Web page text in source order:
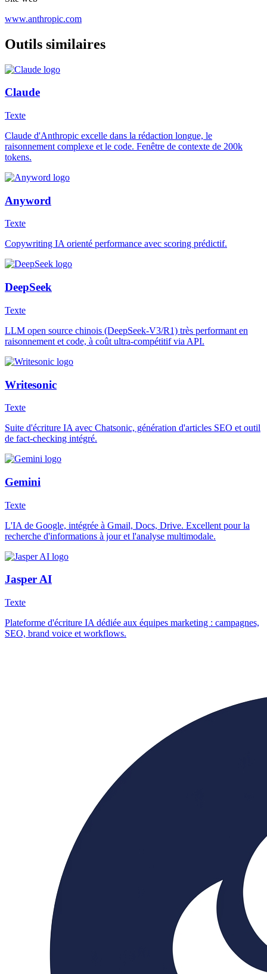
www.anthropic.com
Outils similaires
Claude
Texte
Claude d'Anthropic excelle dans la rédaction longue, le
raisonnement complexe et le code. Fenêtre de contexte de 200k
tokens.
Anyword
Texte
Copywriting IA orienté performance avec scoring prédictif.
DeepSeek
Texte
LLM open source chinois (DeepSeek-V3/R1) très performant en
raisonnement et code, à coût ultra-compétitif via API.
Writesonic
Texte
Suite d'écriture IA avec Chatsonic, génération d'articles SEO et outil
de fact-checking intégré.
Gemini
Texte
L'IA de Google, intégrée à Gmail, Docs, Drive. Excellent pour la
recherche d'informations à jour et l'analyse multimodale.
Jasper AI
Texte
Plateforme d'écriture IA dédiée aux équipes marketing : campagnes,
SEO, brand voice et workflows.